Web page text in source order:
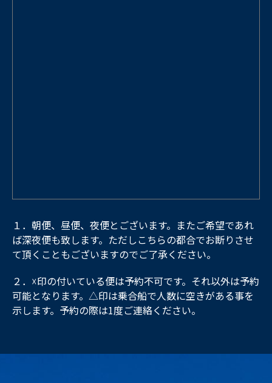
１．朝便、昼便、夜便とございます。またご希望であれ
ば深夜便も致します。ただしこちらの都合でお断りさせ
て頂くこともございますのでご了承ください。
２．☓印の付いている便は予約不可です。それ以外は予約
可能となります。△印は乗合船で人数に空きがある事を
示します。予約の際は1度ご連絡ください。